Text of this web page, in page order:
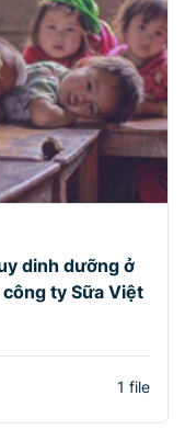
dinh dưỡng ở
ty Sữa Việt
1 file